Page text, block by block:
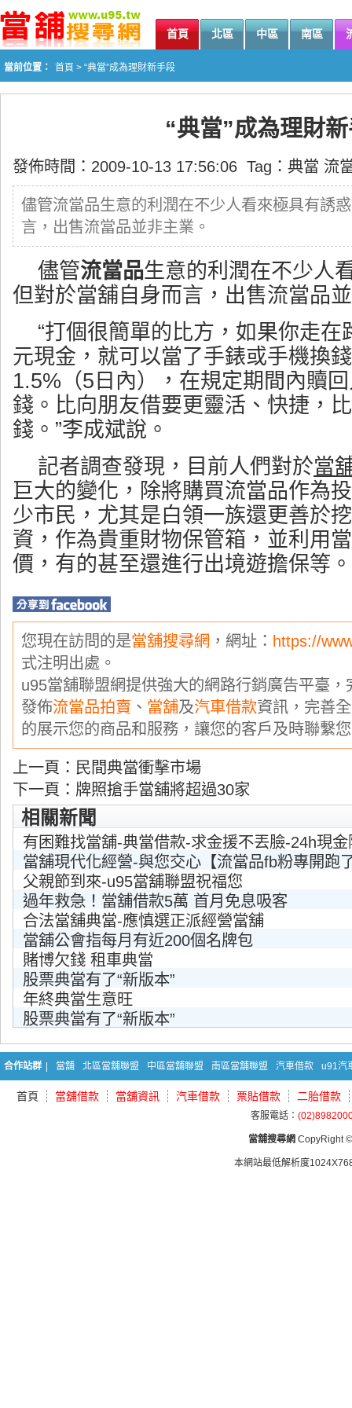
首頁 北區 中區 南區
當前位置： 首頁 > “典當”成為理財新手段
“典當”成為理財
發佈時間：2009-10-13 17:56:06 Tag： 典當 流
儘管流當品生意的利潤在不少人看來極具有誘
言，出售流當品並非主業。
儘管流當品生意的利潤在不少人
但對於當舖 自身而言，出售流當品
“打個很簡單的比方，如果你走
元現金，就可以當了手錶或手機換
1.5%（5日內），在規定期間內贖
錢。比向朋友借要更靈活、快捷，
錢。”李成斌說。
記者調查發現，目前人們對於當
巨大的變化，除將購買流當品作為
少市民，尤其是白領一族還更善於
資，作為貴重財物保管箱，並利用
價，有的甚至還進行出境遊擔保等。
您現在訪問的是當舖搜尋網 ，網址： https://
式注明出處。
u95當舖聯盟網提供強大的網路行銷廣告平臺
發佈流當品拍賣 、 當舖及汽車借款資訊，完善
的展示您的商品和服務，讓您的客戶及時聯繫
上一頁： 民間典當衝擊市場
下一頁： 牌照搶手當舖將超過30家
相關新聞
有困難找當舖-典當借款-求金援不丟臉-24h現金
當舖現代化經營-與您交心【流當品fb粉專開跑
父親節到來-u95當舖聯盟祝福您
過年救急！當舖借款5萬 首月免息吸客
合法當舖典當-應慎選正派經營當舖
當舖公會指每月有近200個名牌包
賭博欠錢 租車典當
股票典當有了“新版本”
年終典當生意旺
股票典當有了“新版本”
合作站群 當舖 北區當舖聯盟 中區當舖聯盟 南區當舖聯盟 汽車借款 u91汽
首頁 當舖借款 當舖資訊 汽車借款 票貼借款 二胎借款
客服電話：
當舖搜尋網 CopyRight
本網站最低解析度